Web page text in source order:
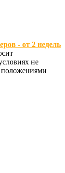
- от 2 недель
не
положениями